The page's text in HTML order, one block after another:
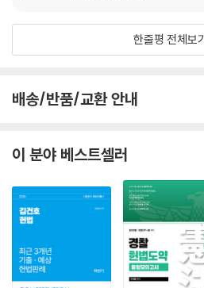
한줄평 전체보기
배송/반품/교환 안내
이 분야 베스트셀러